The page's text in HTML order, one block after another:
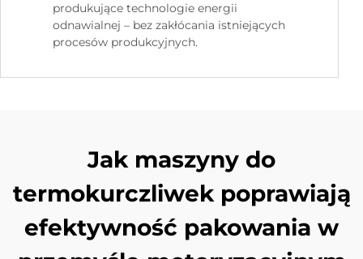
produkujące technologie energii
odnawialnej – bez zakłócania istniejących
procesów produkcyjnych.
Jak maszyny do
termokurczliwek poprawiają
efektywność pakowania w